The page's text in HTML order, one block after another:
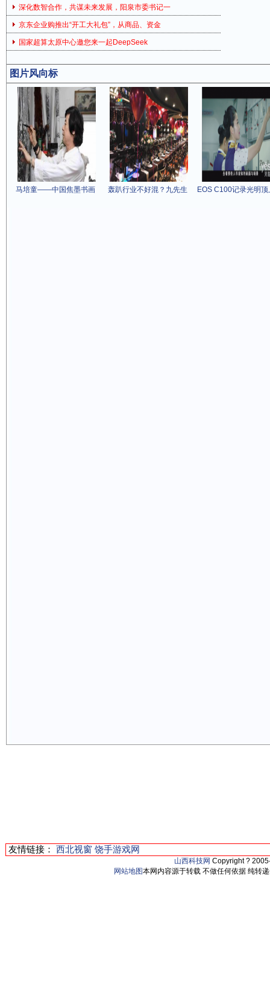
深化数智合作，共谋未来发展，阳泉市委书记一
京东企业购推出“开工大礼包”，从商品、资金
国家超算太原中心邀您来一起DeepSeek
图片风向标
马培童——中国焦墨书画 轰趴行业不好混？九先生 EOS C100记录光明顶
友情链接： 西北视窗 饶手游戏网
山西科技网 Copyright ?
网站地图本网内容源于转载 不做任何依据 纯转